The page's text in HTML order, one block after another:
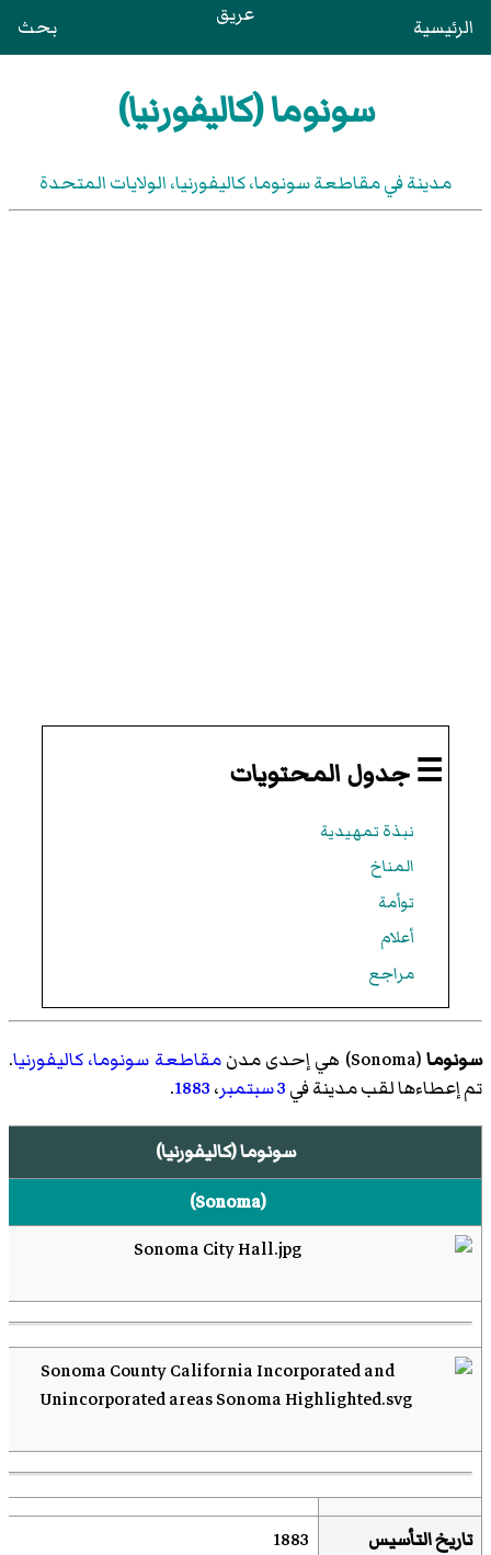
الرئيسية عريق بحث
سونوما (كاليفورنيا)
مدينة في مقاطعة سونوما، كاليفورنيا، الولايات المتحدة
☰ جدول المحتويات
نبذة تمهيدية
المناخ
توأمة
أعلام
مراجع
سونوما(
Sonoma)‏ هي إحدى مدنمقاطعة سونوما، كاليفورنيا.
تم إعطاءها لقب مدينة في3 سبتمبر ،1883
.
سونوما (كاليفورنيا)
(
Sonoma
)‏
تاريخ التأسيس
1883